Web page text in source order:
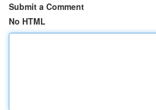
Submit a Comment
No HTML